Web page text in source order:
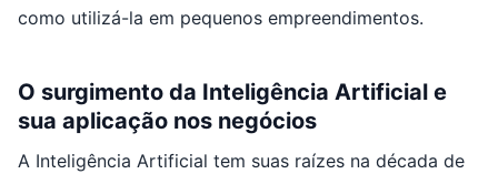
como utilizá-la em pequenos empreendimentos.
O surgimento da Inteligência Artificial e
sua aplicação nos negócios
A Inteligência Artificial tem suas raízes na década de